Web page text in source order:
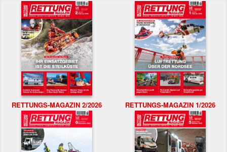
RETTUNGS-MAGAZIN 2/2026 RETTUNGS-MAGAZIN 1/2026